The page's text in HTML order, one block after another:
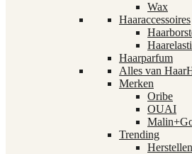
Wax
Haaraccessoires
Haarparfum
Alles van Haar
Merken
Oribe
OUAI
Trending